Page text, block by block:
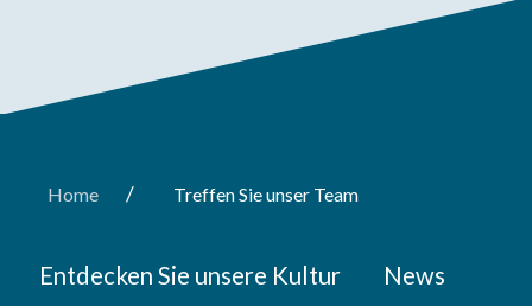
Home / Treffen Sie unser Team
Entdecken Sie unsere Kultur News